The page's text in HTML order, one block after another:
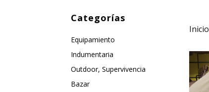
Categorías
Equipamiento
Indumentaria
Outdoor, Supervivencia
Bazar
Inicio